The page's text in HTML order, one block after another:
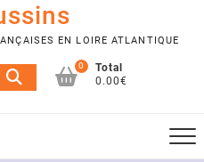
EN LOIRE ATLANTIQUE
Recherche
:
0
Total
0.00€